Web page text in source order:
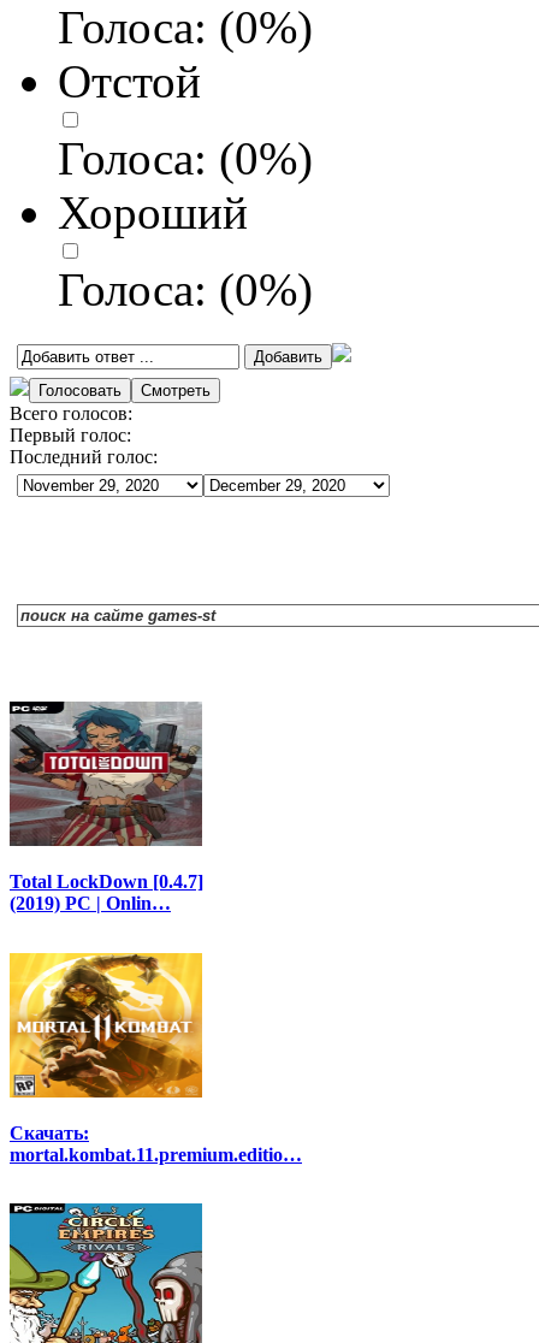
Голоса: (0%)
Отстой
Голоса: (0%)
Хороший
Голоса: (0%)
Всего голосов:
Первый голос:
Последний голос:
Total LockDown [0.4.7]
(2019) РС | Onlin…
Скачать:
mortal.kombat.11.premium.editio…